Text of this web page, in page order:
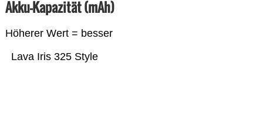
Akku-Kapazität (mAh)
Höherer Wert = besser
Lava Iris 325 Style